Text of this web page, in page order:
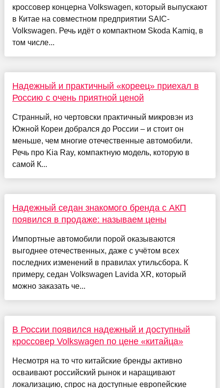
кроссовер концерна Volkswagen, который выпускают
в Китае на совместном предприятии SAIC-
Volkswagen. Речь идёт о компактном Skoda Kamiq, в
том числе...
Надежный и практичный «кореец» приехал в
Россию с очень приятной ценой
Странный, но чертовски практичный микровэн из
Южной Кореи добрался до России – и стоит он
меньше, чем многие отечественные автомобили.
Речь про Kia Ray, компактную модель, которую в
самой К...
Надежный седан знакомого бренда с АКП
появился в продаже: называем цены
Импортные автомобили порой оказываются
выгоднее отечественных, даже с учётом всех
последних изменений в правилах утильсбора. К
примеру, седан Volkswagen Lavida XR, который
можно заказать че...
В России появился надежный и доступный
кроссовер Volkswagen по цене «китайца»
Несмотря на то что китайские бренды активно
осваивают российский рынок и наращивают
локализацию, спрос на доступные европейские